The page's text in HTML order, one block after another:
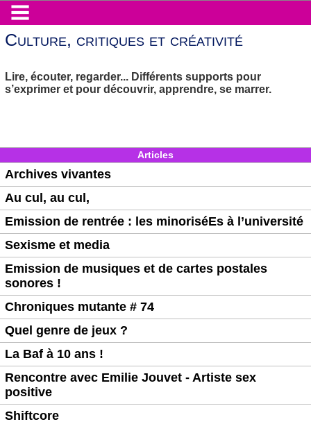
Culture, critiques et créativité
Lire, écouter, regarder... Différents supports pour
s’exprimer et pour découvrir, apprendre, se marrer.
Articles
Archives vivantes
Au cul, au cul,
Emission de rentrée : les minoriséEs à l’université
Sexisme et media
Emission de musiques et de cartes postales
sonores !
Chroniques mutante # 74
Quel genre de jeux ?
La Baf à 10 ans !
Rencontre avec Emilie Jouvet - Artiste sex
positive
Shiftcore